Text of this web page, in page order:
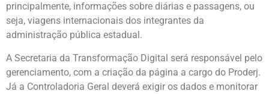
principalmente, informações sobre diárias e passagens, ou
seja, viagens internacionais dos integrantes da
administração pública estadual.
A Secretaria da Transformação Digital será responsável pelo
gerenciamento, com a criação da página a cargo do Proderj.
Já a Controladoria Geral deverá exigir os dados e monitorar